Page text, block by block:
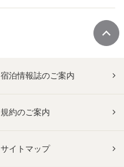
宿泊情報誌のご案内
規約のご案内
サイトマップ